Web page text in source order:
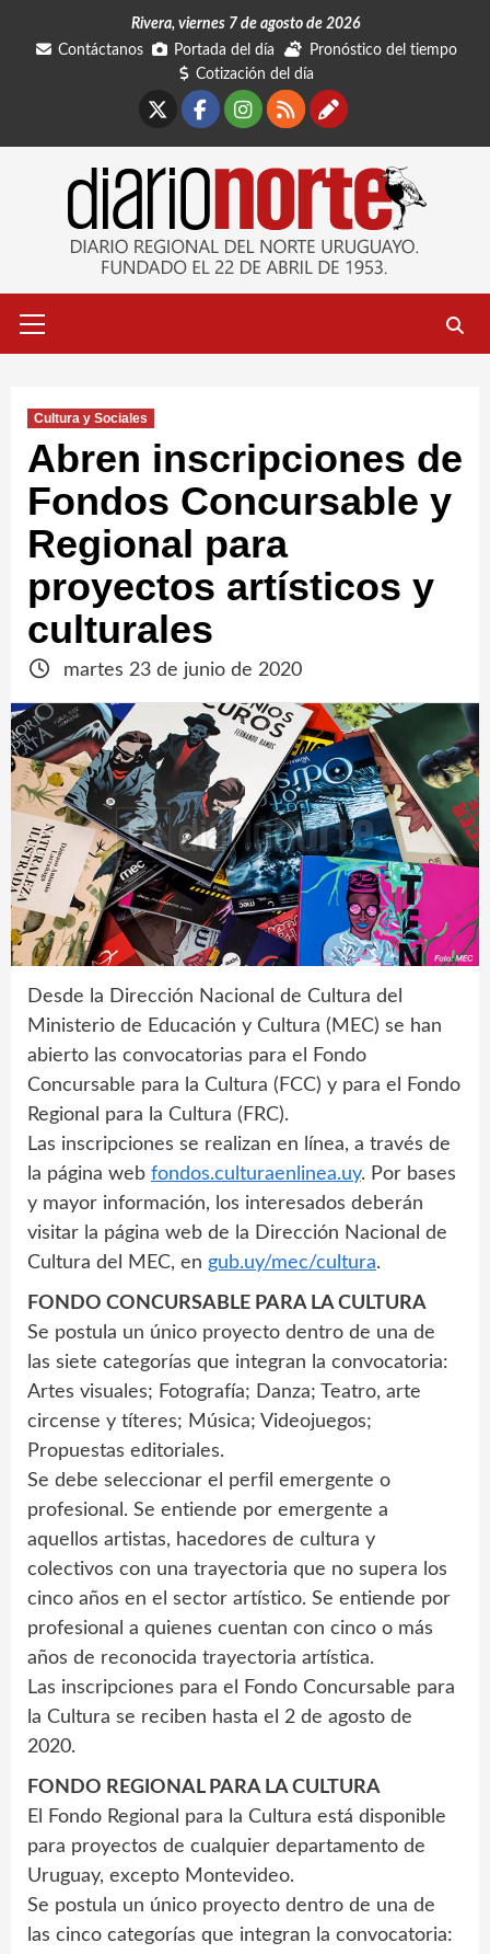
Rivera, viernes 7 de agosto de 2026
Contáctanos
Portada del día
Pronóstico del tiempo
Cotización del día
Facebook
Instagram
RSSContáctanos
primario
Cultura y Sociales
Abren inscripciones de
Fondos Concursable y
Regional para
proyectos artísticos y
culturales
martes 23 de junio de 2020
Desde la Dirección Nacional de Cultura del
Ministerio de Educación y Cultura (MEC) se han
abierto las convocatorias para el Fondo
Concursable para la Cultura (FCC) y para el Fondo
Regional para la Cultura (FRC).
Las inscripciones se realizan en línea, a través de
la página web fondos.culturaenlinea.uy. Por bases
y mayor información, los interesados deberán
visitar la página web de la Dirección Nacional de
Cultura del MEC, en gub.uy/mec/cultura.
FONDO CONCURSABLE PARA LA CULTURA
Se postula un único proyecto dentro de una de
las siete categorías que integran la convocatoria:
Artes visuales; Fotografía; Danza; Teatro, arte
circense y títeres; Música; Videojuegos;
Propuestas editoriales.
Se debe seleccionar el perfil emergente o
profesional. Se entiende por emergente a
aquellos artistas, hacedores de cultura y
colectivos con una trayectoria que no supera los
cinco años en el sector artístico. Se entiende por
profesional a quienes cuentan con cinco o más
años de reconocida trayectoria artística.
Las inscripciones para el Fondo Concursable para
la Cultura se reciben hasta el 2 de agosto de
2020.
FONDO REGIONAL PARA LA CULTURA
El Fondo Regional para la Cultura está disponible
para proyectos de cualquier departamento de
Uruguay, excepto Montevideo.
Se postula un único proyecto dentro de una de
las cinco categorías que integran la convocatoria: